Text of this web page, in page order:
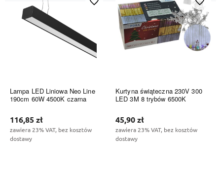
Lampa LED Liniowa Neo Line
190cm 60W 4500K czarna
116,85 zł
zawiera 23% VAT, bez kosztów
dostawy
Kurtyna świąteczna 230V 300
LED 3M 8 trybów 6500K
45,90 zł
zawiera 23% VAT, bez kosztów
dostawy